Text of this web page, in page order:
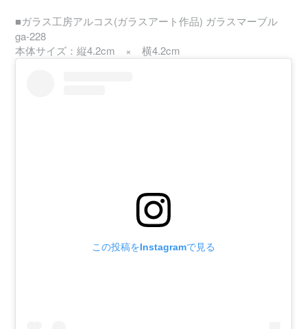
■ガラス工房アルコス(ガラスアート作品) ガラスマーブル
ga-228
本体サイズ：縦4.2cm × 横4.2cm
この投稿をInstagramで見る